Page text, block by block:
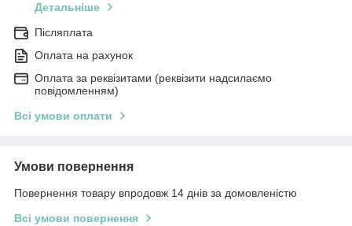
Детальніше
Післяплата
Оплата на рахунок
Оплата за реквізитами (реквізити надсилаємо
повідомленням)
Всі умови оплати
Умови повернення
Повернення товару впродовж 14 днів за домовленістю
Всі умови повернення